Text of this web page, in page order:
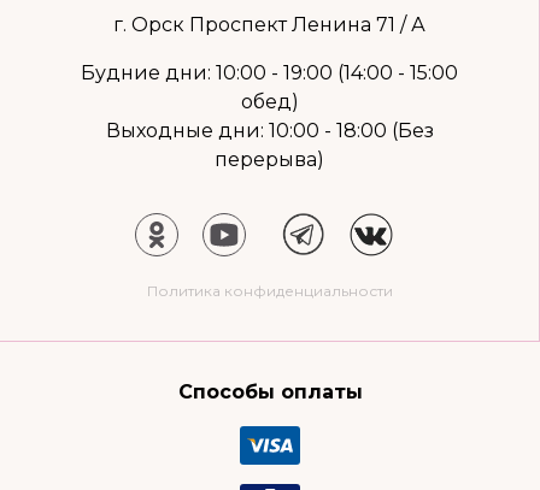
г. Орск Проспект Ленина 71 / А
Будние дни: 10:00 - 19:00 (14:00 - 15:00
обед)
Выходные дни: 10:00 - 18:00 (Без
перерыва)
Политика конфиденциальности
Способы оплаты